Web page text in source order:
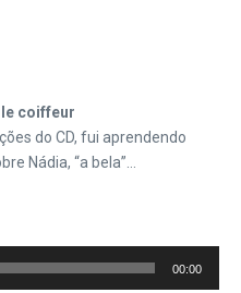
le coiffeur
do CD, fui aprendendo
Nádia, “a bela”…
00:00